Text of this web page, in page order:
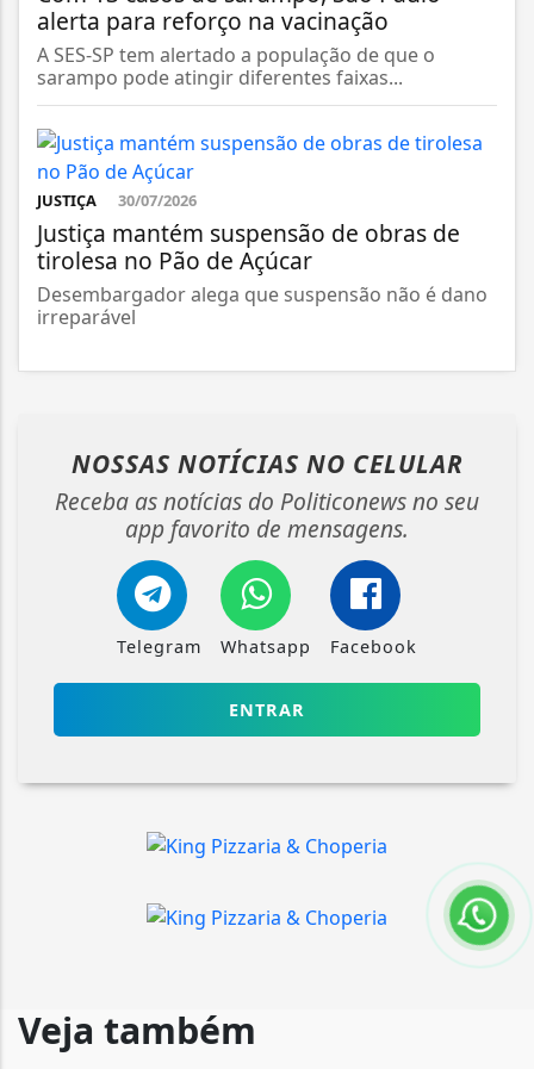
alerta para reforço na vacinação
A SES-SP tem alertado a população de que o
sarampo pode atingir diferentes faixas...
JUSTIÇA 30/07/2026
Justiça mantém suspensão de obras de
tirolesa no Pão de Açúcar
Desembargador alega que suspensão não é dano
irreparável
NOSSAS NOTÍCIAS NO CELULAR
Receba as notícias do Politiconews no seu
app favorito de mensagens.
Telegram Whatsapp Facebook
ENTRAR
Veja também